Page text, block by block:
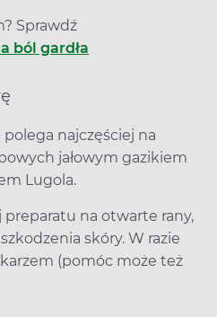
Sprawdź
ból gardła
najczęściej na
jałowym gazikiem
Lugola.
na otwarte rany,
skóry. W razie
(pomóc może też